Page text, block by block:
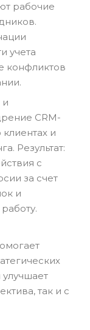
рабочие
учета
конфликтов
и
CRM-
и
Результат:
с
за счет
и
так и с